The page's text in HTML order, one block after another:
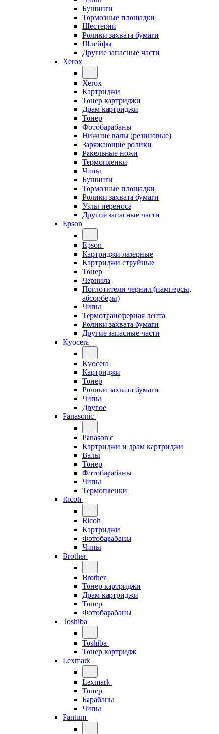
Бушинги
Тормозные площадки
Шестерни
Ролики захвата бумаги
Шлейфы
Другие запасные части
Xerox
Xerox
Картриджи
Тонер картриджи
Драм картриджи
Тонер
Фотобарабаны
Нижние валы (резиновые)
Заряжающие ролики
Ракельные ножи
Термопленки
Чипы
Бушинги
Тормозные площадки
Ролики захвата бумаги
Узлы переноса
Другие запасные части
Epson
Epson
Картриджи лазерные
Картриджи струйные
Тонер
Чернила
Поглотители чернил (памперсы,
абсорберы)
Чипы
Термотрансферная лента
Ролики захвата бумаги
Другие запасные части
Kyocera
Kyocera
Картриджи
Тонер
Ролики захвата бумаги
Чипы
Другое
Panasonic
Panasonic
Картриджи и драм картриджи
Валы
Тонер
Фотобарабаны
Чипы
Термопленки
Ricoh
Ricoh
Картриджи
Фотобарабаны
Чипы
Brother
Brother
Тонер картриджи
Драм картриджи
Тонер
Фотобарабаны
Toshiba
Toshiba
Тонер картридж
Lexmark
Lexmark
Тонер
Барабаны
Чипы
Pantum